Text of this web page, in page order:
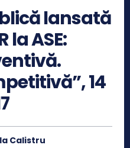
lansată
la ASE:
14
Calistru